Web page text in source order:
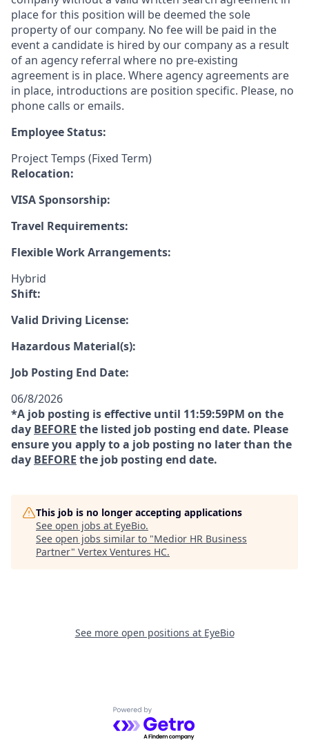
place for this position will be deemed the sole
property of our company. No fee will be paid in the
event a candidate is hired by our company as a result
of an agency referral where no pre-existing
agreement is in place. Where agency agreements are
in place, introductions are position specific. Please, no
phone calls or emails.
Employee Status:
Project Temps (Fixed Term)
Relocation:
VISA Sponsorship:
Travel Requirements:
Flexible Work Arrangements:
Hybrid
Shift:
Valid Driving License:
Hazardous Material(s):
Job Posting End Date:
06/8/2026
*A job posting is effective until 11:59:59PM on the
day BEFORE the listed job posting end date. Please
ensure you apply to a job posting no later than the
day BEFORE the job posting end date.
This job is no longer accepting applications
See open jobs at EyeBio.
See open jobs similar to "Medior HR Business
Partner" Vertex Ventures HC.
See more open positions at EyeBio
Powered by Getro.com